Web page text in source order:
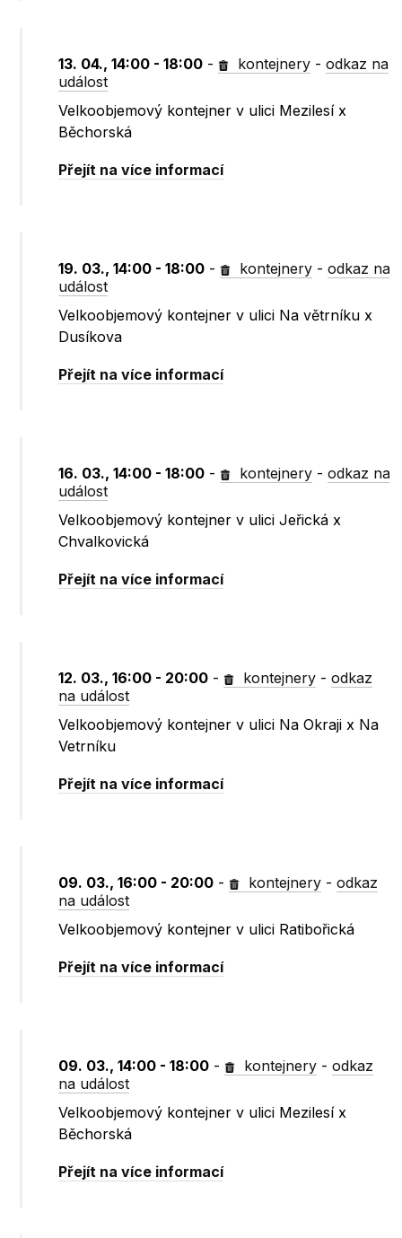
13. 04., 14:00 - 18:00 - kontejnery -odkaz na
událost
Velkoobjemový kontejner v ulici Mezilesí x
Běchorská
Přejít na více informací
19. 03., 14:00 - 18:00 - kontejnery -odkaz na
událost
Velkoobjemový kontejner v ulici Na větrníku x
Dusíkova
Přejít na více informací
16. 03., 14:00 - 18:00 - kontejnery -odkaz na
událost
Velkoobjemový kontejner v ulici Jeřická x
Chvalkovická
Přejít na více informací
12. 03., 16:00 - 20:00 - kontejnery -odkaz
na událost
Velkoobjemový kontejner v ulici Na Okraji x Na
Vetrníku
Přejít na více informací
09. 03., 16:00 - 20:00 - kontejnery -odkaz
na událost
Velkoobjemový kontejner v ulici Ratibořická
Přejít na více informací
09. 03., 14:00 - 18:00 - kontejnery -odkaz
na událost
Velkoobjemový kontejner v ulici Mezilesí x
Běchorská
Přejít na více informací